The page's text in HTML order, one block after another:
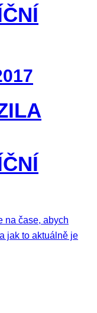
na čase, abych
jak to aktuálně je